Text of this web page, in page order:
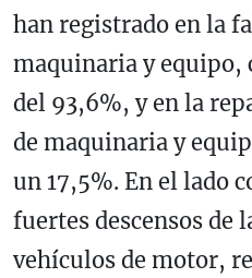
han registrado en la
maquinaria y equipo,
del 93,6%, y en la
de maquinaria y
un 17,5%. En el lado
fuertes descensos de
vehículos de motor,